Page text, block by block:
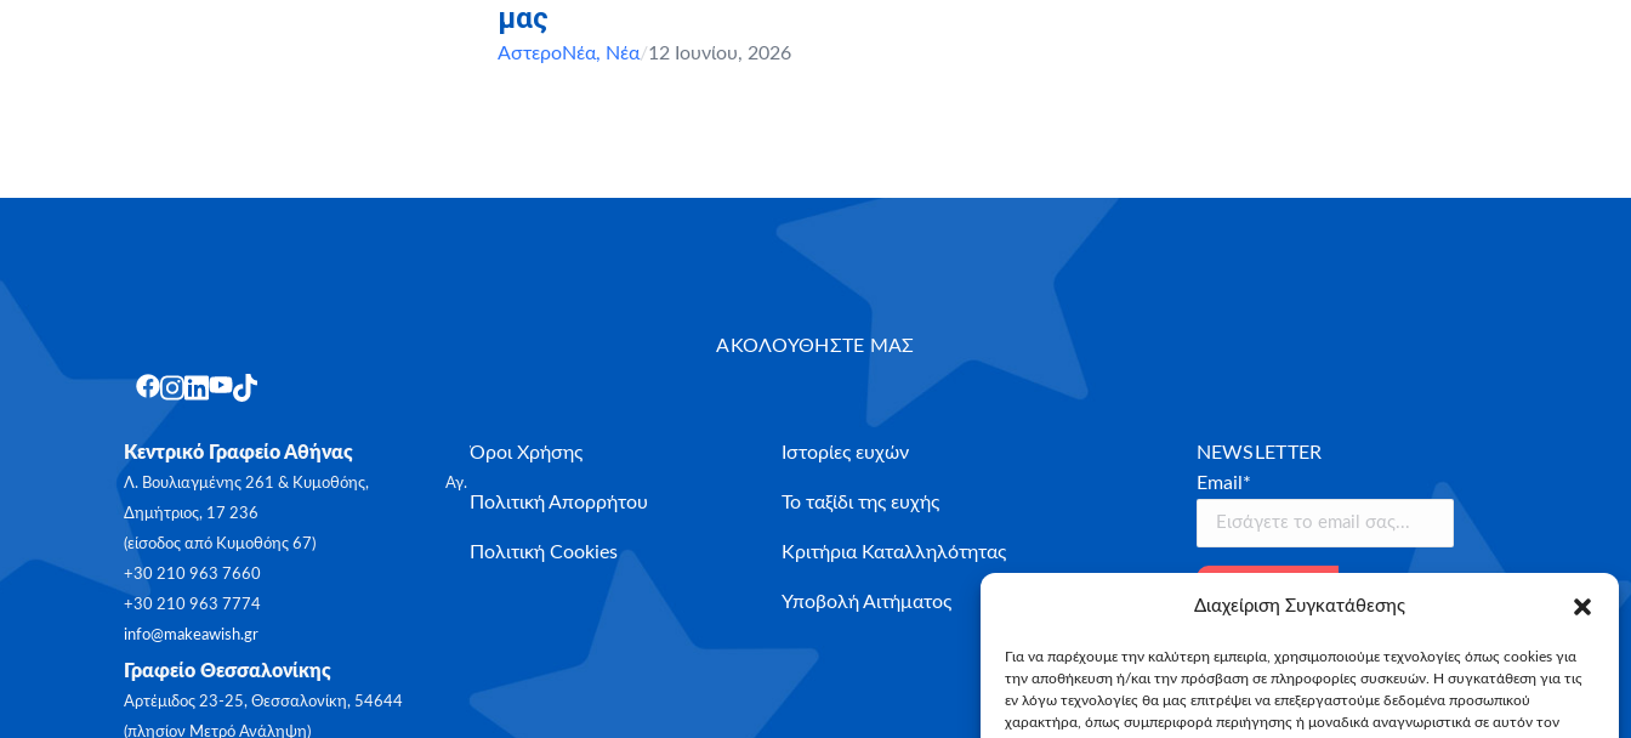
Διαχείριση Συγκατάθεσης
Για να παρέχουμε την καλύτερη εμπειρία, χρησιμοποιούμε τεχνολογίες όπως cookies για
την αποθήκευση ή/και την πρόσβαση σε πληροφορίες συσκευών. Η συγκατάθεση για τις
εν λόγω τεχνολογίες θα μας επιτρέψει να επεξεργαστούμε δεδομένα προσωπικού
χαρακτήρα, όπως συμπεριφορά περιήγησης ή μοναδικά αναγνωριστικά σε αυτόν τον
μας
ΑστεροΝέα, Νέα/12 Ιουνίου, 2026
ΑΚΟΛΟΥΘΗΣΤΕ ΜΑΣ
Κεντρικό Γραφείο Αθήνας
Λ. Βουλιαγμένης 261 & Κυμοθόης, Αγ.
Δημήτριος, 17 236
(είσοδος από Κυμοθόης 67)
+30 210 963 7660
+30 210 963 7774
info@makeawish.gr
Γραφείο Θεσσαλονίκης
Αρτέμιδος 23-25, Θεσσαλονίκη, 54644
(πλησίον Μετρό Ανάληψη)
Όροι Χρήσης
Πολιτική Απορρήτου
Πολιτική Cookies
Ιστορίες ευχών
Το ταξίδι της ευχής
Κριτήρια Καταλληλότητας
Υποβολή Αιτήματος
NEWSLETTER
Email*